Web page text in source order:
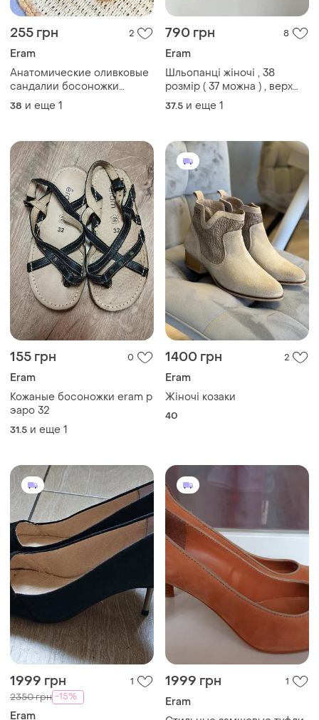
255 грн 2
Eram
Анатомические оливковые
сандалии босоножки
натуральная кожа
38 и еще 1
790 грн 8
Eram
Шльопанці жіночі , 38
розмір ( 37 можна ) , верх
натуральна шкіра ,
карамельний колір
37.5 и еще 1
155 грн 0
Eram
Кожаные босоножки eram р
эаро 32
31.5 и еще 1
1400 грн 2
Eram
Жіночі козаки
40
1999 грн 1
2350 грн -15%
Eram
1999 грн 1
Eram